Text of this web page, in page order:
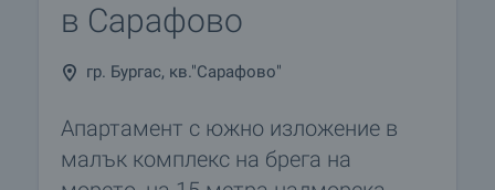
в Сарафово
гр. Бургас, кв."Сарафово"
Апартамент с южно изложение в
малък комплекс на брега на